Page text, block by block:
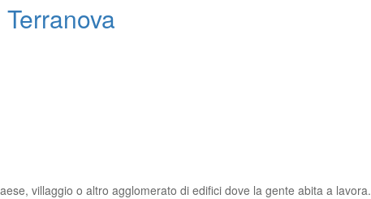
villaggio o altro agglomerato di edifici dove la gente abita a lavora.